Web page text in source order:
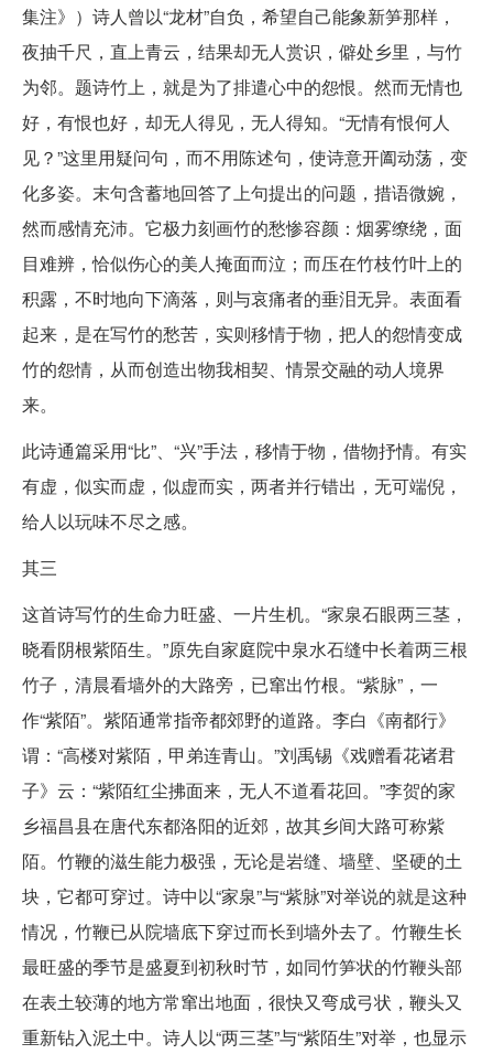
集注》）诗人曾以“龙材”自负，希望自己能象新笋那样，
夜抽千尺，直上青云，结果却无人赏识，僻处乡里，与竹
为邻。题诗竹上，就是为了排遣心中的怨恨。然而无情也
好，有恨也好，却无人得见，无人得知。“无情有恨何人
见？”这里用疑问句，而不用陈述句，使诗意开阖动荡，变
化多姿。末句含蓄地回答了上句提出的问题，措语微婉，
然而感情充沛。它极力刻画竹的愁惨容颜：烟雾缭绕，面
目难辨，恰似伤心的美人掩面而泣；而压在竹枝竹叶上的
积露，不时地向下滴落，则与哀痛者的垂泪无异。表面看
起来，是在写竹的愁苦，实则移情于物，把人的怨情变成
竹的怨情，从而创造出物我相契、情景交融的动人境界
来。
此诗通篇采用“比”、“兴”手法，移情于物，借物抒情。有实
有虚，似实而虚，似虚而实，两者并行错出，无可端倪，
给人以玩味不尽之感。
其三
这首诗写竹的生命力旺盛、一片生机。“家泉石眼两三茎，
晓看阴根紫陌生。”原先自家庭院中泉水石缝中长着两三根
竹子，清晨看墙外的大路旁，已窜出竹根。“紫脉”，一
作“紫陌”。紫陌通常指帝都郊野的道路。李白《南都行》
谓：“高楼对紫陌，甲弟连青山。”刘禹锡《戏赠看花诸君
子》云：“紫陌红尘拂面来，无人不道看花回。”李贺的家
乡福昌县在唐代东都洛阳的近郊，故其乡间大路可称紫
陌。竹鞭的滋生能力极强，无论是岩缝、墙壁、坚硬的土
块，它都可穿过。诗中以“家泉”与“紫脉”对举说的就是这种
情况，竹鞭已从院墙底下穿过而长到墙外去了。竹鞭生长
最旺盛的季节是盛夏到初秋时节，如同竹笋状的竹鞭头部
在表土较薄的地方常窜出地面，很快又弯成弓状，鞭头又
重新钻入泥土中。诗人以“两三茎”与“紫陌生”对举，也显示